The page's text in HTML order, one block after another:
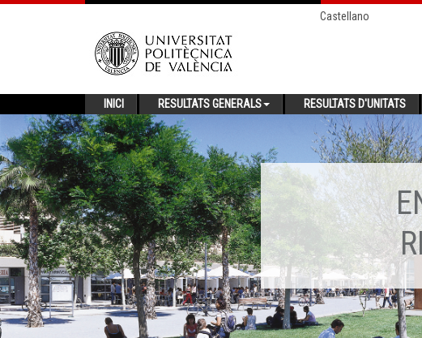
Castellano
INICI RESULTATS GENERALS RESULTATS D'UNITATS